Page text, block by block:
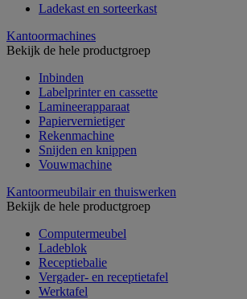
Ladekast en sorteerkast
Kantoormachines
Bekijk de hele productgroep
Inbinden
Labelprinter en cassette
Lamineerapparaat
Papiervernietiger
Rekenmachine
Snijden en knippen
Vouwmachine
Kantoormeubilair en thuiswerken
Bekijk de hele productgroep
Computermeubel
Ladeblok
Receptiebalie
Vergader- en receptietafel
Werktafel